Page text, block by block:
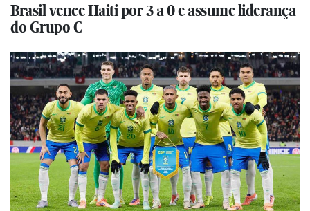
Brasil vence Haiti por 3 a 0 e assume liderança
do Grupo C